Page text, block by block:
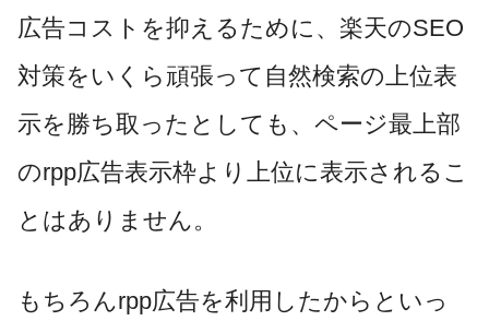
広告コストを抑えるために、楽天のSEO
対策をいくら頑張って自然検索の上位表
示を勝ち取ったとしても、ページ最上部
のrpp広告表示枠より上位に表示されるこ
とはありません。
もちろんrpp広告を利用したからといっ